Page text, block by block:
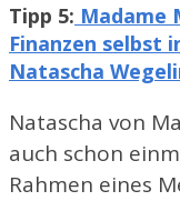
Tipp 5: Madame
Finanzen selbst
Natascha
Natascha von
auch schon
Rahmen eines